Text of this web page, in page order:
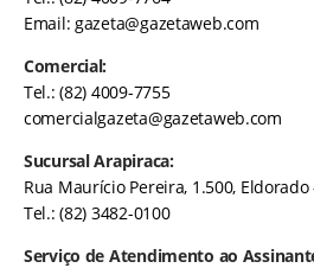
Email:gazeta@gazetaweb.com
Comercial:
Tel.: (82) 4009-7755
comercialgazeta@gazetaweb.com
Sucursal Arapiraca:
Rua Maurício Pereira, 1.500, Eldorado
Tel.: (82) 3482-0100
Serviço de Atendimento ao